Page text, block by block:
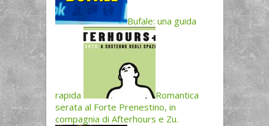
Bufale: una guida
rapida
Romantica
serata al Forte Prenestino, in
compagnia di Afterhours e Zu.